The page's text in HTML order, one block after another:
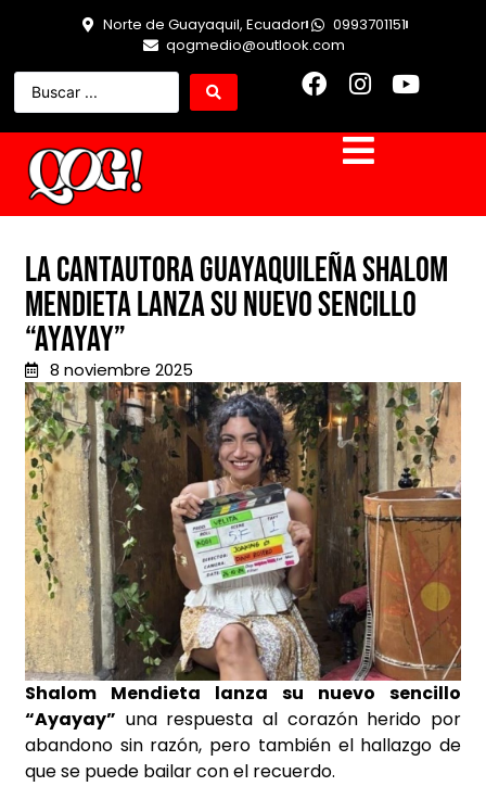
Norte de Guayaquil, Ecuador
0993701151
qogmedio@outlook.com
La cantautora guayaquileña Shalom
Mendieta lanza su nuevo sencillo
“Ayayay”
8 noviembre 2025
Shalom Mendieta lanza su nuevo sencillo
“Ayayay” una respuesta al corazón herido por
abandono sin razón, pero también el hallazgo de
que se puede bailar con el recuerdo.